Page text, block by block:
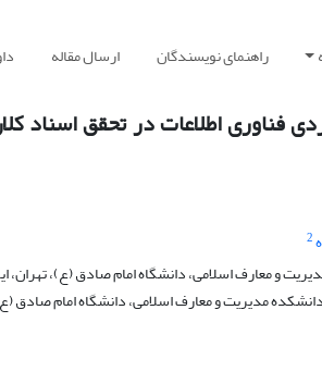
راهنمای نویسندگان ارسال مقاله
فناوری اطلاعات در تحقق اسناد
2
و معارف اسلامی، دانشگاه امام صادق (ع)، تهران،
مدیریت و معارف اسلامی، دانشگاه امام صادق